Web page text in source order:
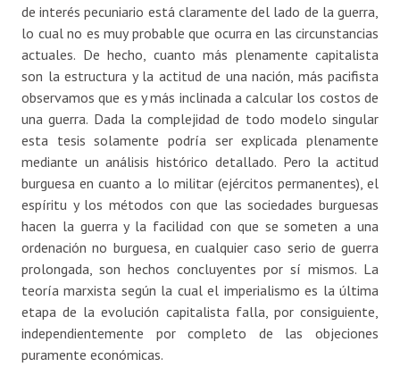
de interés pecuniario está claramente del lado de la guerra,
lo cual no es muy probable que ocurra en las circunstancias
actuales. De hecho, cuanto más plenamente capitalista
son la estructura y la actitud de una nación, más pacifista
observamos que es y más inclinada a calcular los costos de
una guerra. Dada la complejidad de todo modelo singular
esta tesis solamente podría ser explicada plenamente
mediante un análisis histórico detallado. Pero la actitud
burguesa en cuanto a lo militar (ejércitos permanentes), el
espíritu y los métodos con que las sociedades burguesas
hacen la guerra y la facilidad con que se someten a una
ordenación no burguesa, en cualquier caso serio de guerra
prolongada, son hechos concluyentes por sí mismos. La
teoría marxista según la cual el imperialismo es la última
etapa de la evolución capitalista falla, por consiguiente,
independientemente por completo de las objeciones
puramente económicas.